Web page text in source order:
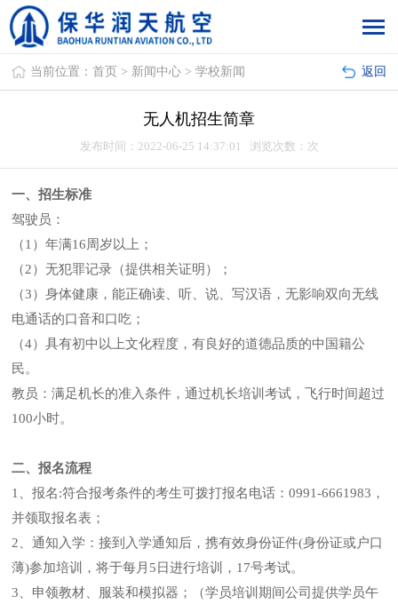
返回
当前位置：首页 > 新闻中心 >学校新闻
无人机招生简章
发布时间：2022-06-25 14:37:01 浏览次数： 次
一、招生标准
驾驶员：
（1）年满16周岁以上；
（2）无犯罪记录（提供相关证明）；
（3）身体健康，能正确读、听、说、写汉语，无影响双向无线
电通话的口音和口吃；
（4）具有初中以上文化程度，有良好的道德品质的中国籍公
民。
教员：满足机长的准入条件，通过机长培训考试，飞行时间超过
100小时。
二、报名流程
1、报名:符合报考条件的考生可拨打报名电话：0991-6661983，
并领取报名表；
2、通知入学：接到入学通知后，携有效身份证件(身份证或户口
薄)参加培训，将于每月5日进行培训，17号考试。
3、申领教材、服装和模拟器；（学员培训期间公司提供学员午